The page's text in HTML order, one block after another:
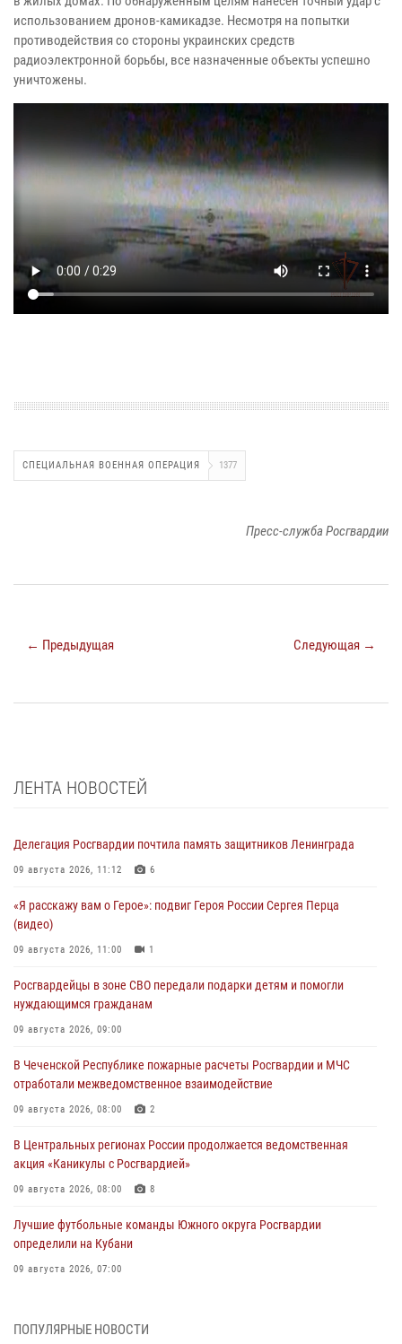
использованием дронов-камикадзе. Несмотря на попытки
противодействия со стороны украинских средств
радиоэлектронной борьбы, все назначенные объекты успешно
уничтожены.
СПЕЦИАЛЬНАЯ ВОЕННАЯ ОПЕРАЦИЯ 1377
Пресс-служба Росгвардии
← Предыдущая Следующая →
ЛЕНТА НОВОСТЕЙ
Делегация Росгвардии почтила память защитников Ленинграда
09 августа 2026, 11:12 6
«Я расскажу вам о Герое»: подвиг Героя России Сергея Перца
(видео)
09 августа 2026, 11:00 1
Росгвардейцы в зоне СВО передали подарки детям и помогли
нуждающимся гражданам
09 августа 2026, 09:00
В Чеченской Республике пожарные расчеты Росгвардии и МЧС
отработали межведомственное взаимодействие
09 августа 2026, 08:00 2
В Центральных регионах России продолжается ведомственная
акция «Каникулы с Росгвардией»
09 августа 2026, 08:00 8
Лучшие футбольные команды Южного округа Росгвардии
определили на Кубани
09 августа 2026, 07:00
(видео)
ПОПУЛЯРНЫЕ НОВОСТИ